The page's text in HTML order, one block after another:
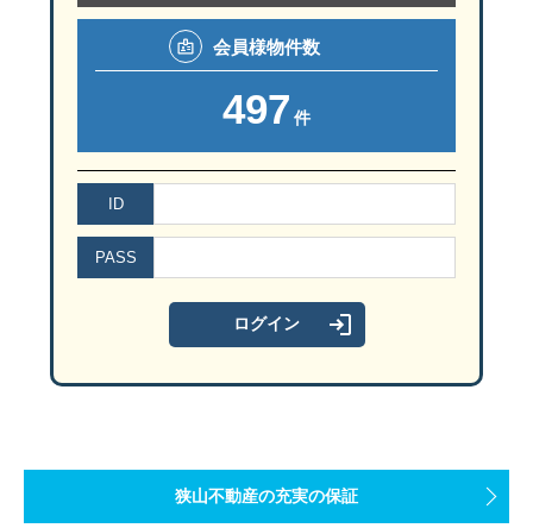
会員様物件数
497 件
ID
PASS
狭山不動産の充実の保証